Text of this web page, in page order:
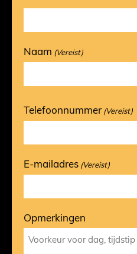
Naam (Vereist)
Telefoonnummer (Vereist)
E-mailadres (Vereist)
Opmerkingen